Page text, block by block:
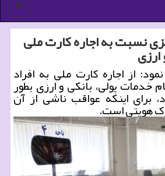
منو
نسبت به اجاره كارت ملی
ارزی
از اجاره کارت ملی به افراد
خدمات پولی، بانکی و ارزی بطور
برای اینکه عواقب ناشی از آن
هویتی است.